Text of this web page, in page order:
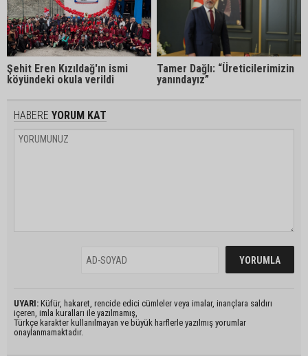
Şehit Eren Kızıldağ'ın ismi
köyündeki okula verildi
Tamer Dağlı: “Üreticilerimizin
yanındayız”
HABERE YORUM KAT
UYARI: Küfür, hakaret, rencide edici cümleler veya imalar, inançlara saldırı
içeren, imla kuralları ile yazılmamış,
Türkçe karakter kullanılmayan ve büyük harflerle yazılmış yorumlar
onaylanmamaktadır.